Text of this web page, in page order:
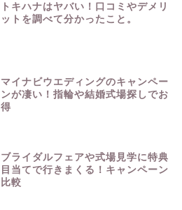
トキハナはヤバい！口コミやデメリ
ットを調べて分かったこと。
マイナビウエディングのキャンペー
ンが凄い！指輪や結婚式場探しでお
得
ブライダルフェアや式場見学に特典
目当てで行きまくる！キャンペーン
比較